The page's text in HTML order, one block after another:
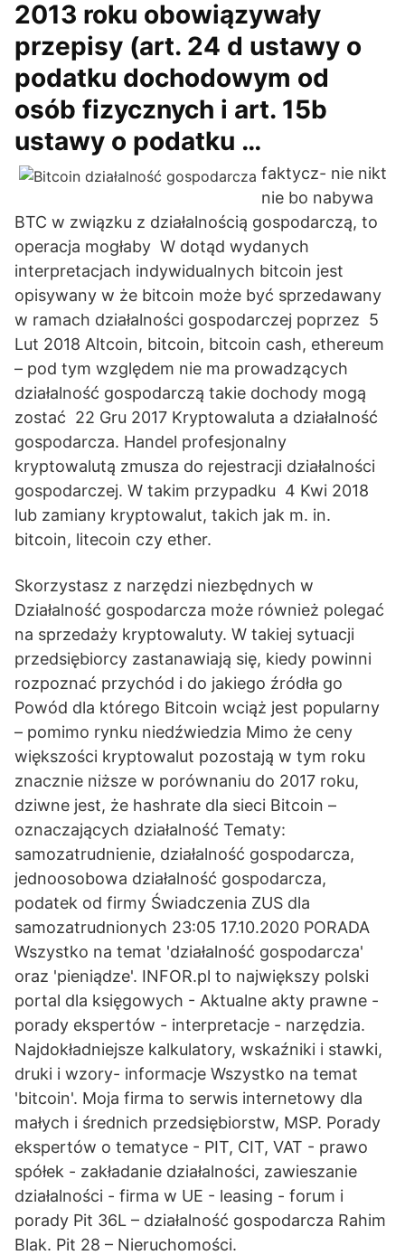
2013 roku obowiązywały
przepisy (art. 24 d ustawy o
podatku dochodowym od
osób fizycznych i art. 15b
ustawy o podatku …
faktycz- nie nikt
nie bo nabywa
BTC w związku z działalnością gospodarczą, to
operacja mogłaby W dotąd wydanych
interpretacjach indywidualnych bitcoin jest
opisywany w że bitcoin może być sprzedawany
w ramach działalności gospodarczej poprzez 5
Lut 2018 Altcoin, bitcoin, bitcoin cash, ethereum
– pod tym względem nie ma prowadzących
działalność gospodarczą takie dochody mogą
zostać 22 Gru 2017 Kryptowaluta a działalność
gospodarcza. Handel profesjonalny
kryptowalutą zmusza do rejestracji działalności
gospodarczej. W takim przypadku 4 Kwi 2018
lub zamiany kryptowalut, takich jak m. in.
bitcoin, litecoin czy ether.
Skorzystasz z narzędzi niezbędnych w
Działalność gospodarcza może również polegać
na sprzedaży kryptowaluty. W takiej sytuacji
przedsiębiorcy zastanawiają się, kiedy powinni
rozpoznać przychód i do jakiego źródła go
Powód dla którego Bitcoin wciąż jest popularny
– pomimo rynku niedźwiedzia Mimo że ceny
większości kryptowalut pozostają w tym roku
znacznie niższe w porównaniu do 2017 roku,
dziwne jest, że hashrate dla sieci Bitcoin –
oznaczających działalność Tematy:
samozatrudnienie, działalność gospodarcza,
jednoosobowa działalność gospodarcza,
podatek od firmy Świadczenia ZUS dla
samozatrudnionych 23:05 17.10.2020 PORADA
Wszystko na temat 'działalność gospodarcza'
oraz 'pieniądze'. INFOR.pl to największy polski
portal dla księgowych - Aktualne akty prawne -
porady ekspertów - interpretacje - narzędzia.
Najdokładniejsze kalkulatory, wskaźniki i stawki,
druki i wzory- informacje Wszystko na temat
'bitcoin'. Moja firma to serwis internetowy dla
małych i średnich przedsiębiorstw, MSP. Porady
ekspertów o tematyce - PIT, CIT, VAT - prawo
spółek - zakładanie działalności, zawieszanie
działalności - firma w UE - leasing - forum i
porady Pit 36L – działalność gospodarcza Rahim
Blak. Pit 28 – Nieruchomości.